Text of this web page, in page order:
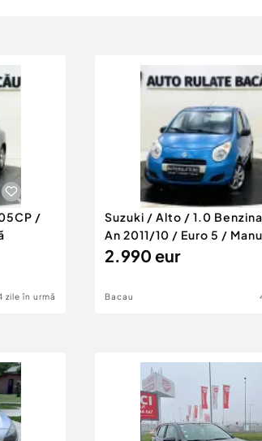
/
zile în urmă
Suzuki / Alto / 1.0
An 2011/10 / Euro 5 /
2.990 eur
Bacau